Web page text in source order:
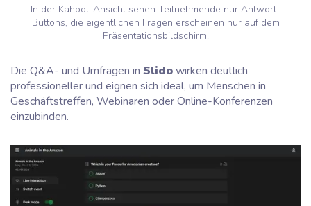
In der Kahoot-Ansicht sehen Teilnehmende nur Antwort-
Buttons, die eigentlichen Fragen erscheinen nur auf dem
Präsentationsbildschirm.
Die Q&A- und Umfragen in Slidowirken deutlich
professioneller und eignen sich ideal, um Menschen in
Geschäftstreffen, Webinaren oder Online-Konferenzen
einzubinden.